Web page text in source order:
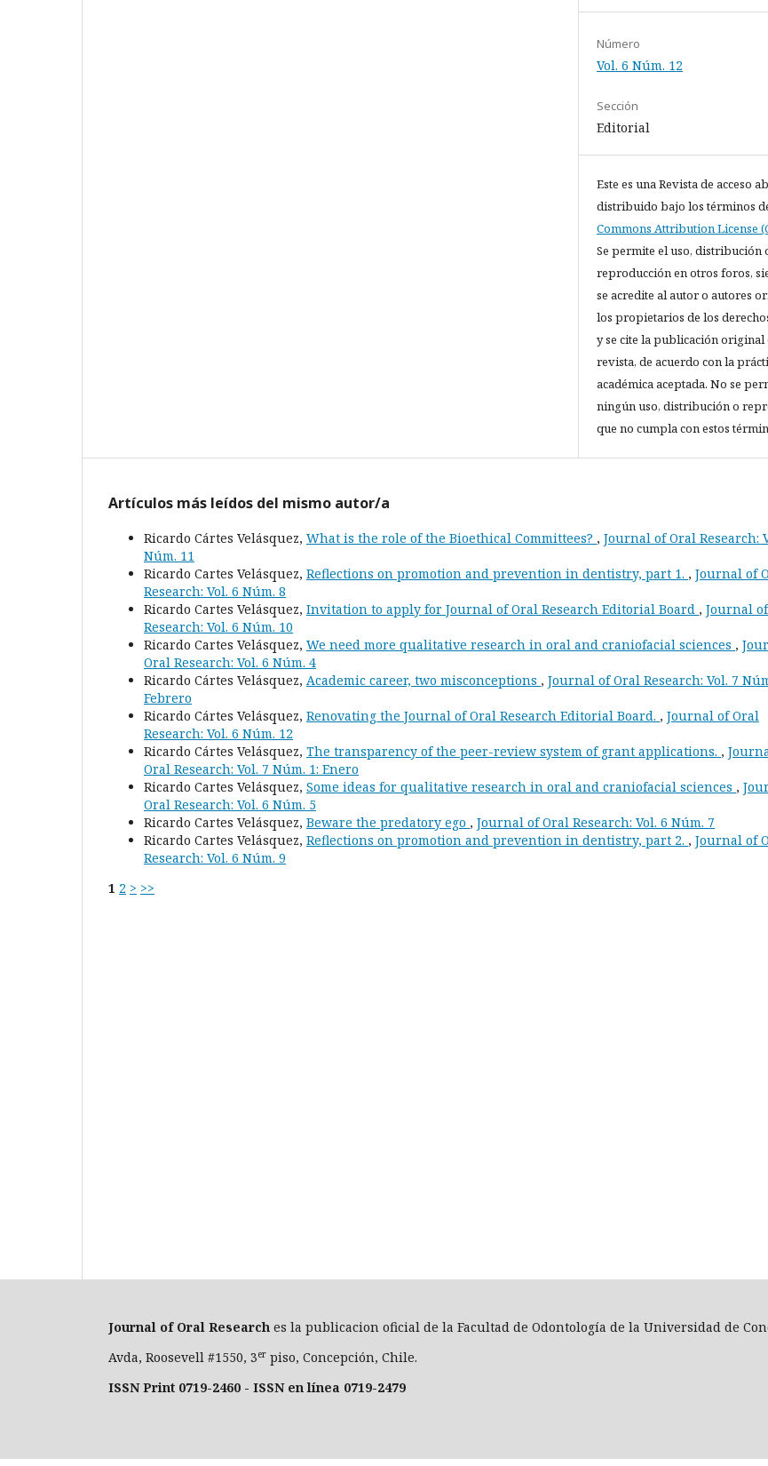
Número
Vol. 6 Núm. 12
Sección
Editorial
Este es una Revista de acceso
distribuido bajo los términos
Commons Attribution License
Se permite el uso, distribución
reproducción en otros foros,
se acredite al autor o autores
los propietarios de los
y se cite la publicación original
revista, de acuerdo con la
académica aceptada. No se
ningún uso, distribución o
que no cumpla con estos
Artículos más leídos del mismo autor/a
Ricardo Cártes Velásquez, What is the role of the Bioethical Committees? , Journal of Oral Research:
Núm. 11
Ricardo Cartes Velásquez, Reflections on promotion and prevention in dentistry, part 1. , Journal of
Research: Vol. 6 Núm. 8
Ricardo Cartes Velásquez, Invitation to apply for Journal of Oral Research Editorial Board , Journal
Research: Vol. 6 Núm. 10
Ricardo Cartes Velásquez, We need more qualitative research in oral and craniofacial sciences ,
Oral Research: Vol. 6 Núm. 4
Ricardo Cártes Velásquez, Academic career, two misconceptions , Journal of Oral Research: Vol. 7
Febrero
Ricardo Cártes Velásquez, Renovating the Journal of Oral Research Editorial Board. , Journal of Oral
Research: Vol. 6 Núm. 12
Ricardo Cártes Velásquez, The transparency of the peer-review system of grant applications. ,
Oral Research: Vol. 7 Núm. 1: Enero
Ricardo Cartes Velásquez, Some ideas for qualitative research in oral and craniofacial sciences ,
Oral Research: Vol. 6 Núm. 5
Ricardo Cartes Velásquez, Beware the predatory ego , Journal of Oral Research: Vol. 6 Núm. 7
Ricardo Cartes Velásquez, Reflections on promotion and prevention in dentistry, part 2. , Journal of
Research: Vol. 6 Núm. 9
1 2 > >>
Journal of Oral Research es la publicacion oficial de la Facultad de Odontología de la Universidad de
Avda, Roosevell #1550, 3er piso, Concepción, Chile.
ISSN Print 0719-2460 - ISSN en línea 0719-2479